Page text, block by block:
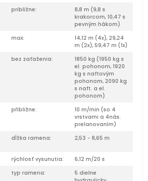
približne:
8,8 m (9,8 s
krakorcom, 10,47 s
pevným hákom)
max:
14,12 m (4x), 29,24
m (2x), 59,47 m (1x)
bez zaťaženia:
1850 kg (1950 kg s
el. pohonom, 1920
kg s naftovým
pohonom, 2090 kg
s naft. a el.
pohonom)
přibližne:
10 m/min (so 4
vrstvami a 4nás.
prelanovaním)
dĺžka ramena: 2,53 - 8,65 m
rýchlosť vysunutia:
6,12 m/20 s
typ ramena:
5 dielne